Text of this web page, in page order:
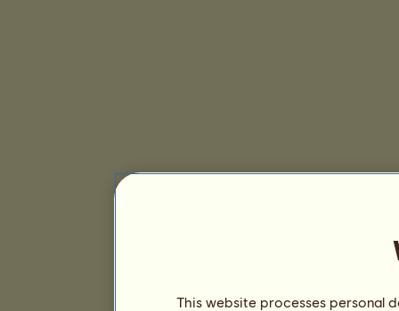
This website processes personal